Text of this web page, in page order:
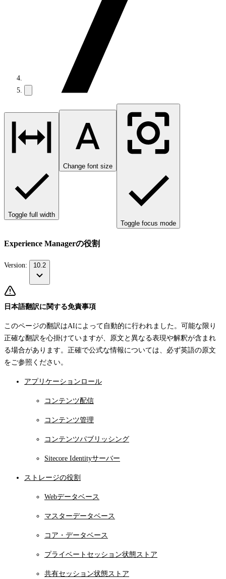
Toggle full width
Change font size
Toggle focus mode
Experience Managerの役割
Version: 10.2
日本語翻訳に関する免責事項
このページの翻訳はAIによって自動的に行われました。可能な限り
正確な翻訳を心掛けていますが、原文と異なる表現や解釈が含まれ
る場合があります。正確で公式な情報については、必ず英語の原文
をご参照ください。
アプリケーションロール
コンテンツ配信
コンテンツ管理
コンテンツパブリッシング
Sitecore Identityサーバー
ストレージの役割
Webデータベース
マスターデータベース
コア・データベース
プライベートセッション状態ストア
共有セッション状態ストア